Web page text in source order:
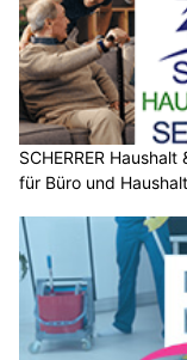
SCHERRER
für Büro und Haushalt